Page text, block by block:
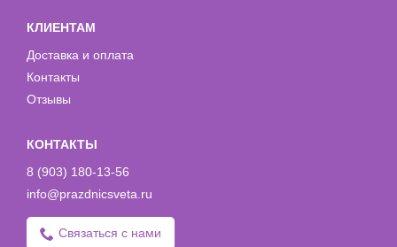
КЛИЕНТАМ
Доставка и оплата
Контакты
Отзывы
КОНТАКТЫ
8 (903) 180-13-56
info@prazdnicsveta.ru
Связаться с нами